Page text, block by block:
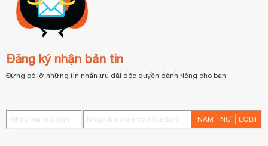
Đăng ký nhận bản tin
Đừng bỏ lỡ những tin nhắn ưu đãi độc quyền dành riêng cho bạn
NAM NỮ LGBT